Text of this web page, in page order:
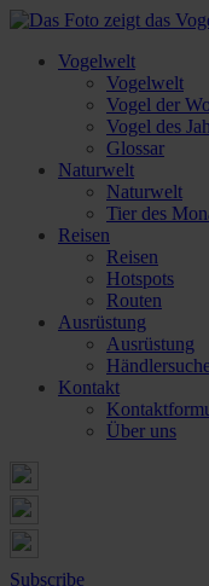
Vogelwelt
Vogelwelt
Vogel der
Vogel des
Glossar
Naturwelt
Naturwelt
Tier des
Reisen
Reisen
Hotspots
Routen
Ausrüstung
Ausrüstung
Kontakt
Über uns
Subscribe